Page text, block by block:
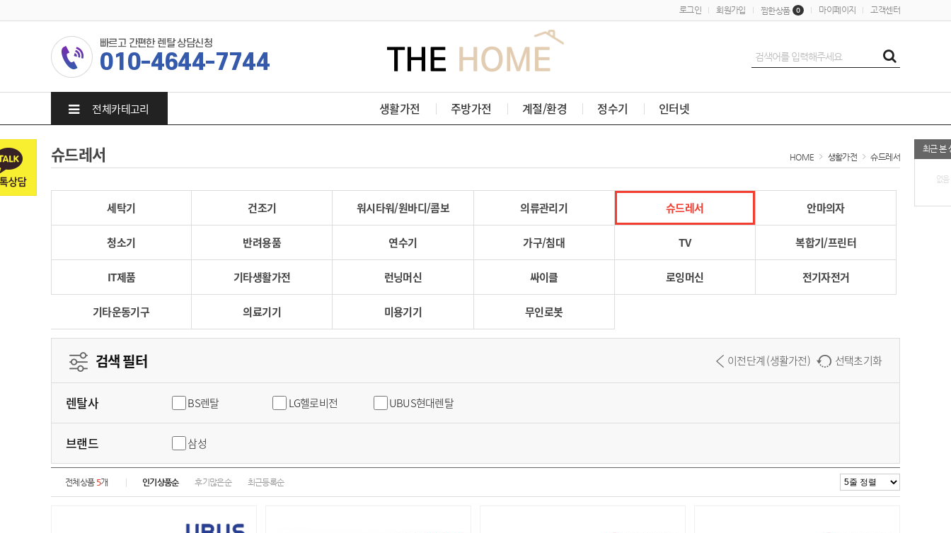
로그인 회원가입 찜한상품 0 마이페이지 고객센터
빠르고 간편한 렌탈 상담신청
010-4644-7744
전체카테고리 생활가전 주방가전 계절/환경 정수기 인터넷
최근 본
없음
슈드레서 HOME 생활가전 슈드레서
세탁기 건조기 워시타워/원바디/콤보 의류관리기 슈드레서 안마의자
청소기 반려용품 연수기 가구/침대 TV 복합기/프린터
IT제품 기타생활가전 런닝머신 싸이클 로잉머신 전기자전거
기타운동기구 의료기기 미용기기 무인로봇
검색 필터 이전단계 (생활가전) 선택초기화
렌탈사 BS렌탈 LG헬로비전 UBUS현대렌탈
브랜드 삼성
전체상품 5개 인기상품순 후기많은순 최근등록순